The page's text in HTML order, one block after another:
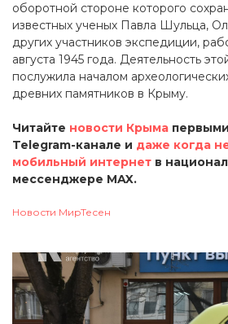
оборотной стороне которого
известных ученых Павла Шульца,
других участников экспедиции,
августа 1945 года. Деятельность
послужила началом
древних памятников в Крыму.
Читайте новости Крыма
Telegram-канале и даже когда
мобильный интернет в
мессенджере MAX.
Новости МирТесен